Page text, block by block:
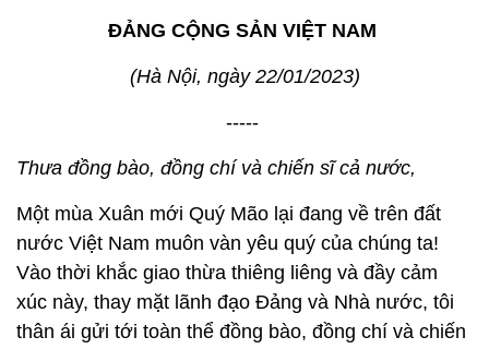
ĐẢNG CỘNG SẢN VIỆT NAM
(Hà Nội, ngày 22/01/2023)
-----
Thưa đồng bào, đồng chí và chiến sĩ cả nước,
Một mùa Xuân mới Quý Mão lại đang về trên đất
nước Việt Nam muôn vàn yêu quý của chúng ta!
Vào thời khắc giao thừa thiêng liêng và đầy cảm
xúc này, thay mặt lãnh đạo Đảng và Nhà nước, tôi
thân ái gửi tới toàn thể đồng bào, đồng chí và chiến